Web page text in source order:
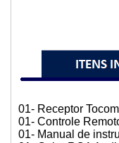
01- Receptor
01- Controle
01- Manual de